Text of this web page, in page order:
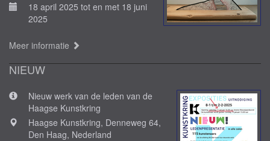
18 april 2025 tot en met 18 juni
2025
Meer informatie
NIEUW
Nieuw werk van de leden van de
Haagse Kunstkring
Haagse Kunstkring, Denneweg 64,
Den Haag, Nederland